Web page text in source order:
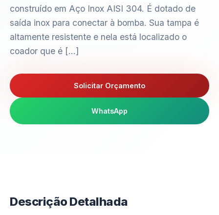
construído em Aço Inox AISI 304. É dotado de
saída inox para conectar à bomba. Sua tampa é
altamente resistente e nela está localizado o
coador que é […]
Solicitar Orçamento
WhatsApp
Descrição Detalhada